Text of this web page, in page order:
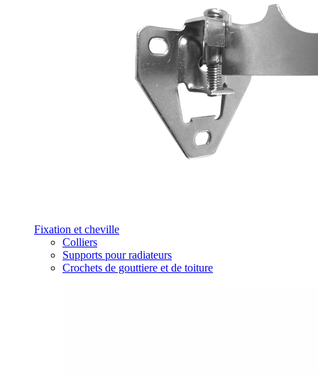
Fixation et cheville
Colliers
Supports pour radiateurs
Crochets de gouttiere et de toiture